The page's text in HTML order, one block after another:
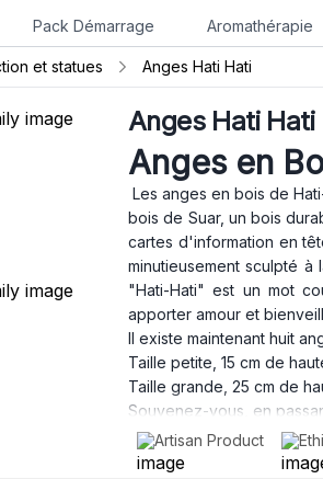
Pack Démarrage Aromathérapie
et statues Anges Hati Hati
Anges Hati Hati
Anges en
Les anges en bois de
bois de Suar, un bois
cartes d'information en
minutieusement sculpté
"Hati-Hati" est un mot
apporter amour et
Il existe maintenant huit
Taille petite, 15 cm de
Taille grande, 25 cm de
Souvenez-vous, en
Les anges Hati-Hati
ailes. Les anges sont :
Artisan Product